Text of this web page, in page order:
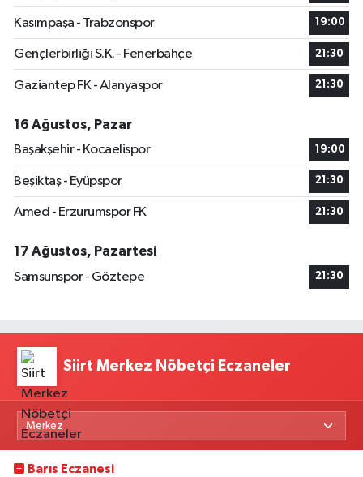
Kasımpaşa - Trabzonspor 19:00
Gençlerbirliği S.K. - Fenerbahçe 21:30
Gaziantep FK - Alanyaspor 21:30
16 Ağustos, Pazar
Başakşehir - Kocaelispor
19:00
Beşiktaş - Eyüpspor 21:30
Amed - Erzurumspor FK 21:30
17 Ağustos, Pazartesi
Samsunspor - Göztepe
21:30
Siirt Merkez Nöbetçi Eczaneler
Barıs Eczanesi